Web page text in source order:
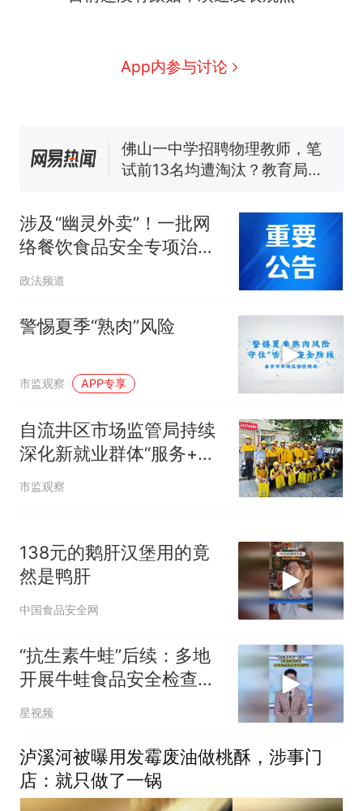
App内参与讨论
人生
新 搬家报价570元，搬到楼下
佛山一中学招聘物理教师，笔
试前13名均遭淘汰？教育局：
核查
部作废，公平么？
“不建议大家买深色蛋糕”上热
搜，网友：天塌了！
那个在床头放菜刀的女孩，
人生
涉及“幽灵外卖”！一批网
络餐饮食品安全专项治理
典型案例曝光
政法频道
警惕夏季“熟肉”风险
市监观察 APP专享
自流井区市场监管局持续
深化新就业群体“服务+治
理”双向发力
市监观察
138元的鹅肝汉堡用的竟
然是鸭肝
中国食品安全网
“抗生素牛蛙”后续：多地
开展牛蛙食品安全检查或
专项行动
星视频
泸溪河被曝用发霉废油做桃酥，涉事门
店：就只做了一锅